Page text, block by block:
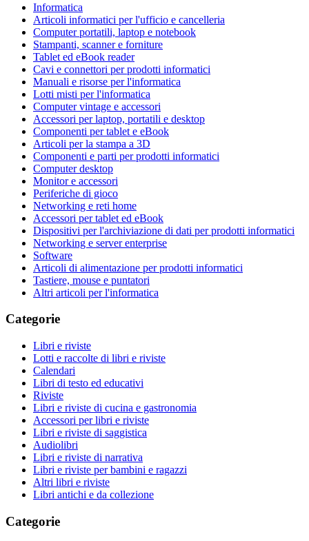
Informatica
Articoli informatici per l'ufficio e cancelleria
Computer portatili, laptop e notebook
Stampanti, scanner e forniture
Tablet ed eBook reader
Cavi e connettori per prodotti informatici
Manuali e risorse per l'informatica
Lotti misti per l'informatica
Computer vintage e accessori
Accessori per laptop, portatili e desktop
Componenti per tablet e eBook
Articoli per la stampa a 3D
Componenti e parti per prodotti informatici
Computer desktop
Monitor e accessori
Periferiche di gioco
Networking e reti home
Accessori per tablet ed eBook
Dispositivi per l'archiviazione di dati per prodotti informatici
Networking e server enterprise
Software
Articoli di alimentazione per prodotti informatici
Tastiere, mouse e puntatori
Altri articoli per l'informatica
Categorie
Libri e riviste
Lotti e raccolte di libri e riviste
Calendari
Libri di testo ed educativi
Riviste
Libri e riviste di cucina e gastronomia
Accessori per libri e riviste
Libri e riviste di saggistica
Audiolibri
Libri e riviste di narrativa
Libri e riviste per bambini e ragazzi
Altri libri e riviste
Libri antichi e da collezione
Categorie